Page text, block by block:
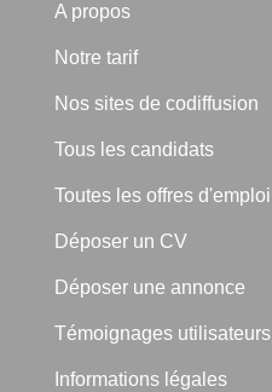
A propos
Notre tarif
Nos sites de codiffusion
Tous les candidats
Toutes les offres d'emploi
Déposer un CV
Déposer une annonce
Témoignages utilisateurs
Informations légales